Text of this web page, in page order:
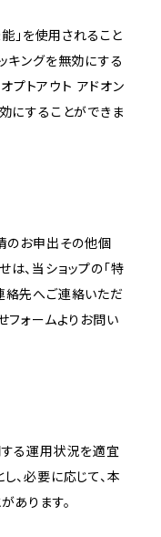
」を使用されること
キングを無効にする
プトアウト アドオン
にすることができま
のお申出その他個
、当ショップの「特
絡先へご連絡いただ
フォームよりお問い
る運用状況を適宜
、必要に応じて、本
あります。